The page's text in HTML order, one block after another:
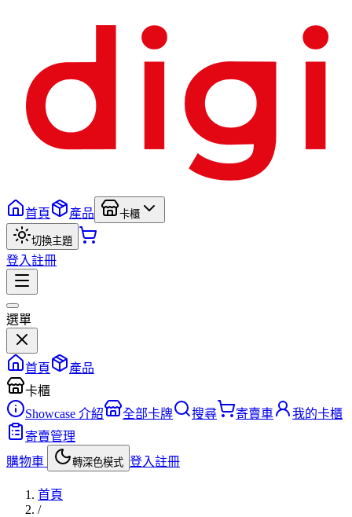
首頁 產品 卡櫃
切換主題
登入註冊
選單
首頁
產品
卡櫃
Showcase 介紹
全部卡牌 搜尋 寄賣車
我的卡櫃
寄賣管理
購物車
轉深色模式 登入註冊
首頁
/